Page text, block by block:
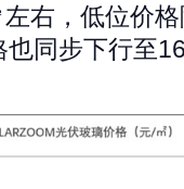
右，低位价
同步下行至